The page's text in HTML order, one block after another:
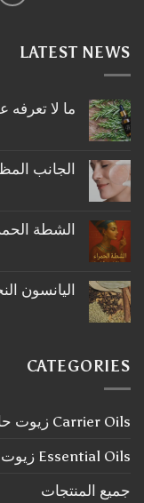
LATEST NEWS
ما لا تعرفه
على
ما
اكليل
الجبل
الجانب
على
الجانب
الشطة الحمراء 5 اسرار حارقة
على
الشطة
في
مطبخك
اليانسون
اليانسون
النجمي
علبة
المكياج
CATEGORIES
Carrier Oils زيوت حاملة
Essential Oils زيوت عطرية اساسية
جميع المنتجات